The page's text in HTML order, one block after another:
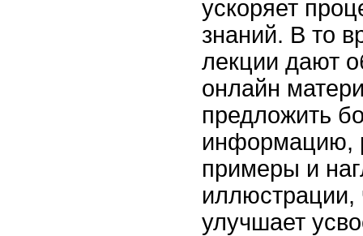
ускоряет
знаний. В то
лекции дают
онлайн
предложить
информацию,
примеры и
иллюстрации,
улучшает